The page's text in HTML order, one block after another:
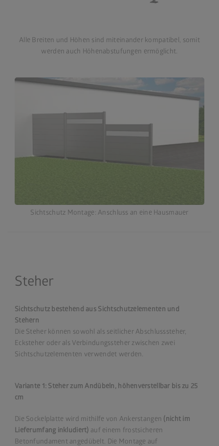
Alle Breiten und Höhen sind miteinander kompatibel, somit
werden auch Höhenabstufungen ermöglicht.
Sichtschutz Montage: Anschluss an eine Hausmauer
Steher
Sichtschutz bestehend aus Sichtschutzelementen und
Stehern
Die Steher können sowohl als seitlicher Abschlusssteher,
Ecksteher oder als Verbindungssteher zwischen zwei
Sichtschutzelementen verwendet werden.
Variante 1: Steher zum Andübeln, höhenverstellbar bis zu 25
cm
Die Sockelplatte wird mithilfe von Ankerstangen (nicht im
Lieferumfang inkludiert) auf einem frostsicheren
Betonfundament angedübelt. Die Montage auf